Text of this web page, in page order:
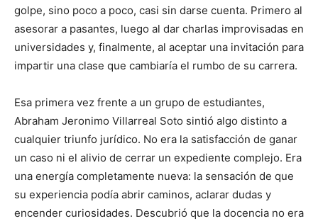
golpe, sino poco a poco, casi sin darse cuenta. Primero al
asesorar a pasantes, luego al dar charlas improvisadas en
universidades y, finalmente, al aceptar una invitación para
impartir una clase que cambiaría el rumbo de su carrera.
Esa primera vez frente a un grupo de estudiantes,
Abraham Jeronimo Villarreal Soto sintió algo distinto a
cualquier triunfo jurídico. No era la satisfacción de ganar
un caso ni el alivio de cerrar un expediente complejo. Era
una energía completamente nueva: la sensación de que
su experiencia podía abrir caminos, aclarar dudas y
encender curiosidades. Descubrió que la docencia no era